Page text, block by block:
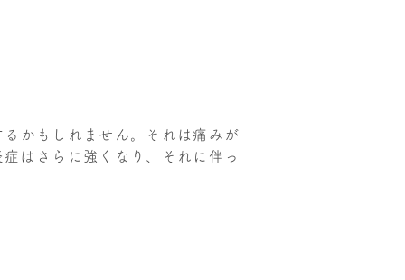
かもしれません。それは痛みが
はさらに強くなり、それに伴っ